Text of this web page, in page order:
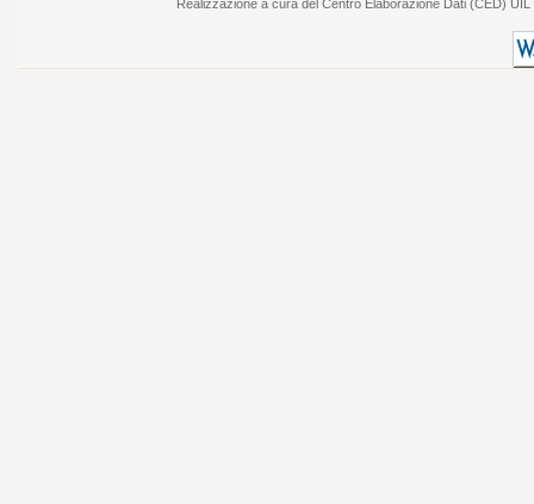
Realizzazione a cura del Centro Elaborazione Dati (CED)